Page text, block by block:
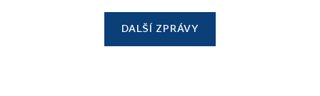
DALŠÍ ZPRÁVY